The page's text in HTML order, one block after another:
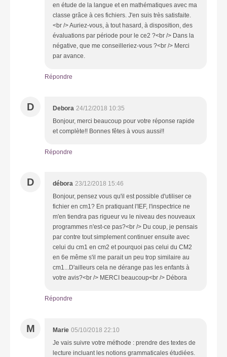
en étude de la langue et en mathématiques avec ma
classe grâce à ces fichiers. J'en suis très satisfaite.
<br /> Auriez-vous, à tout hasard, à disposition, des
évaluations par période pour le ce2 ?<br /> Dans la
négative, que me conseilleriez-vous ?<br /> Merci
par avance.
Répondre
D Debora 24/12/2018 10:35
Bonjour, merci beaucoup pour votre réponse rapide
et complète!! Bonnes fêtes à vous aussi!!
Répondre
D débora 23/12/2018 15:46
Bonjour, pensez vous qu'il est possible d'utiliser ce
fichier en cm1? En pratiquant l'IEF, l'inspectrice ne
m'en tiendra pas rigueur vu le niveau des nouveaux
programmes n'est-ce pas?<br /> Du coup, je pensais
par contre tout simplement continuer ensuite avec
celui du cm1 en cm2 et pourquoi pas celui du CM2
en 6e même s'il me parait un peu trop similaire au
cm1...D'ailleurs cela ne dérange pas les enfants à
votre avis?<br /> MERCI beaucoup<br /> Débora
Répondre
M Marie 05/10/2018 22:10
Je vais suivre votre méthode : prendre des textes de
lecture incluant les notions grammaticales étudiées.